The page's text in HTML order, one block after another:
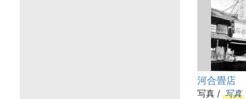
河合畳店
写真 / 写真